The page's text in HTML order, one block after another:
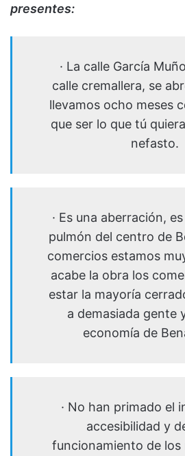
presentes:
· La calle García
calle cremallera, se
llevamos ocho meses
que ser lo que tú
nefasto.
· Es una aberración,
pulmón del centro de
comercios estamos
acabe la obra los
estar la mayoría
a demasiada gente
economía de
· No han primado el
accesibilidad y
funcionamiento de los